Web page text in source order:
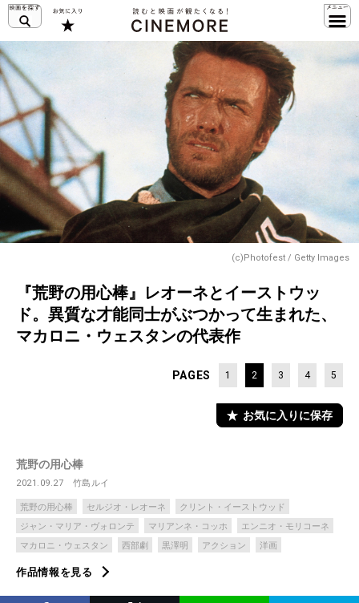
(c)Photofest / Getty Images
『荒野の用心棒』レオーネとイーストウッ
ド。異質な才能同士がぶつかって生まれた、
マカロニ・ウェスタンの代表作
PAGES 1 2 3 4 5
お気に入りに保存
荒野の用心棒
2021.09.27 竹島ルイ
荒野の用心棒 セルジオ・レオーネ
クリント・イーストウッド
ジャン・マリア・ヴォロンテ
マリアンネ・コッホ
エンニオ・モリコーネ
マカロニ・ウェスタン
西部劇 黒澤明 アクション 洋画
作品情報を見る